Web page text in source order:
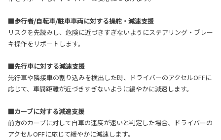
■歩行者/自転車/駐車車両に対する操舵・減速支援
リスクを先読みし、危険に近づきすぎないようにステアリング・ブレー
キ操作をサポートします。
■先行車に対する減速支援
先行車や隣接車の割り込みを検出した時、ドライバーのアクセルOFFに
応じて、車間距離が近づきすぎないように緩やかに減速します。
■カーブに対する減速支援
前方のカーブに対して自車の速度が速いと判定した場合、ドライバーの
アクセルOFFに応じて緩やかに減速します。